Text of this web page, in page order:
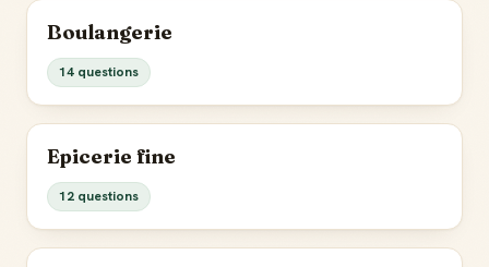
Boulangerie
14 questions
Epicerie fine
12 questions